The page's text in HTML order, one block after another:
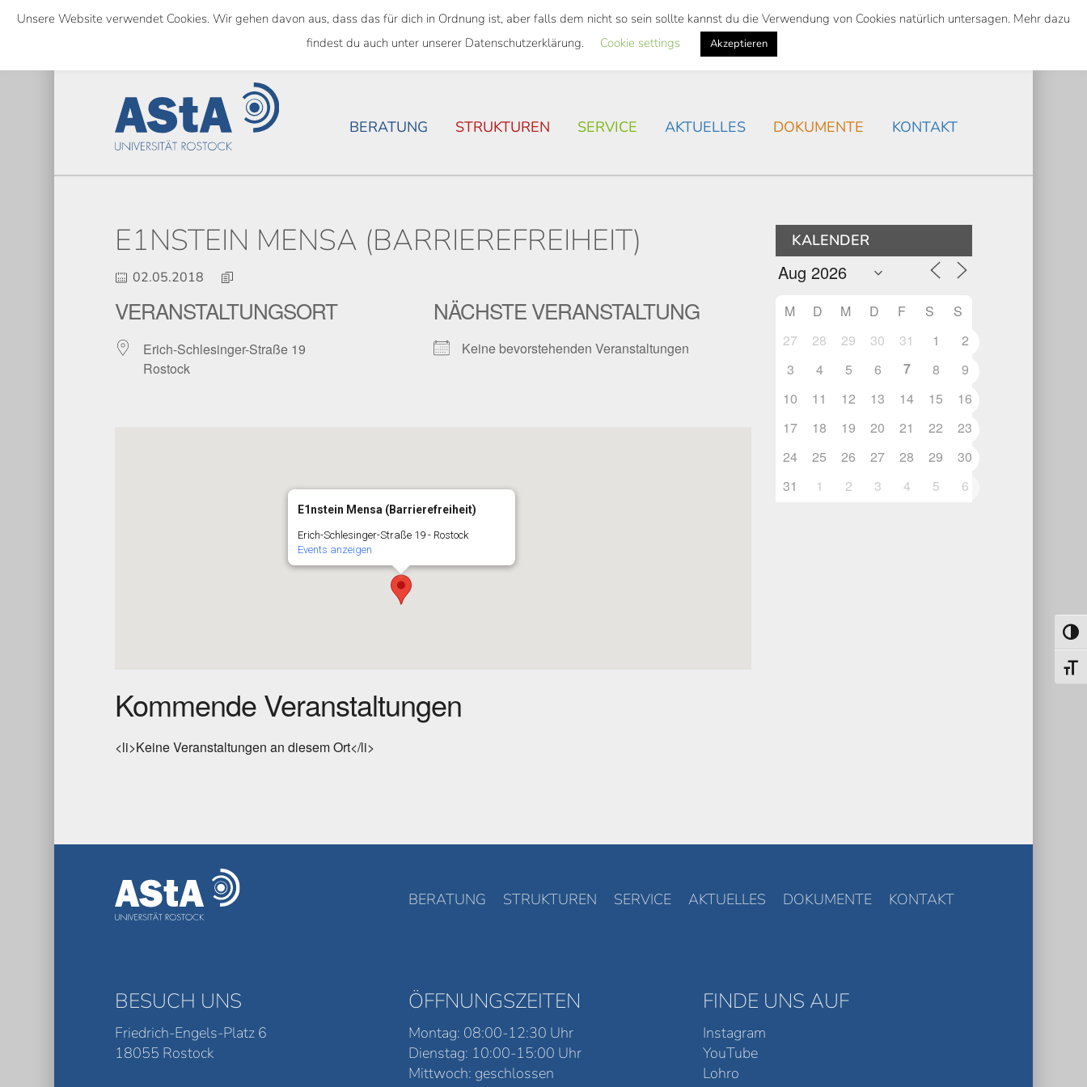
Skip
content
Suche
Search
SEMESTERTICKET ALS BUNDESWEITES TICKET AKTUELLES
BERATUNG STRUKTUREN SERVICE AKTUELLES DOKUMENTE KONTAKT
E1NSTEIN MENSA (BARRIEREFREIHEIT)
02.05.2018
VERANSTALTUNGSORT
Erich-Schlesinger-Straße 19
Rostock
NÄCHSTE VERANSTALTUNG
Keine bevorstehenden Veranstaltungen
E1nstein Mensa (Barrierefreiheit)
Erich-Schlesinger-Straße 19 - Rostock
Events anzeigen
Kommende Veranstaltungen
<li>Keine Veranstaltungen an diesem Ort</li>
KALENDER
M D M D F S
S
27
28 29 30 31 1
2
3
4 5 6 7 8
9
10
11 12 13 14 15
16
17
18 19 20 21 22
23
24
25 26 27 28 29
30
31
1 2 3 4 5 6
BERATUNG STRUKTUREN SERVICE AKTUELLES DOKUMENTE KONTAKT
BESUCH UNS
Friedrich-Engels-Platz 6
18055 Rostock
ÖFFNUNGSZEITEN
Montag: 08:00-12:30 Uhr
Dienstag: 10:00-15:00 Uhr
Mittwoch: geschlossen
FINDE UNS AUF
Instagram
YouTube
Lohro
Unsere Website verwendet Cookies. Wir gehen davon aus, dass das für dich in Ordnung ist, aber falls dem nicht so sein sollte kannst du die Verwendung von Cookies natürlich untersagen. Mehr dazu
findest du auch unter unserer Datenschutzerklärung.
Cookie settings Akzeptieren